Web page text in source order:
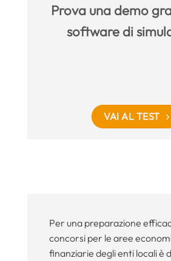
Prova una demo
software di
VAI AL TEST
Per una preparazione
concorsi per le aree
finanziarie degli enti locali è